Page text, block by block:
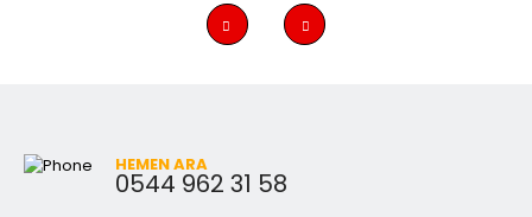
HEMEN ARA
0544 962 31 58